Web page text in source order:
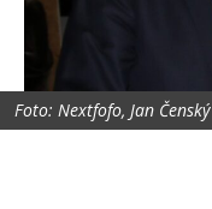
Foto: Nextfofo, Jan